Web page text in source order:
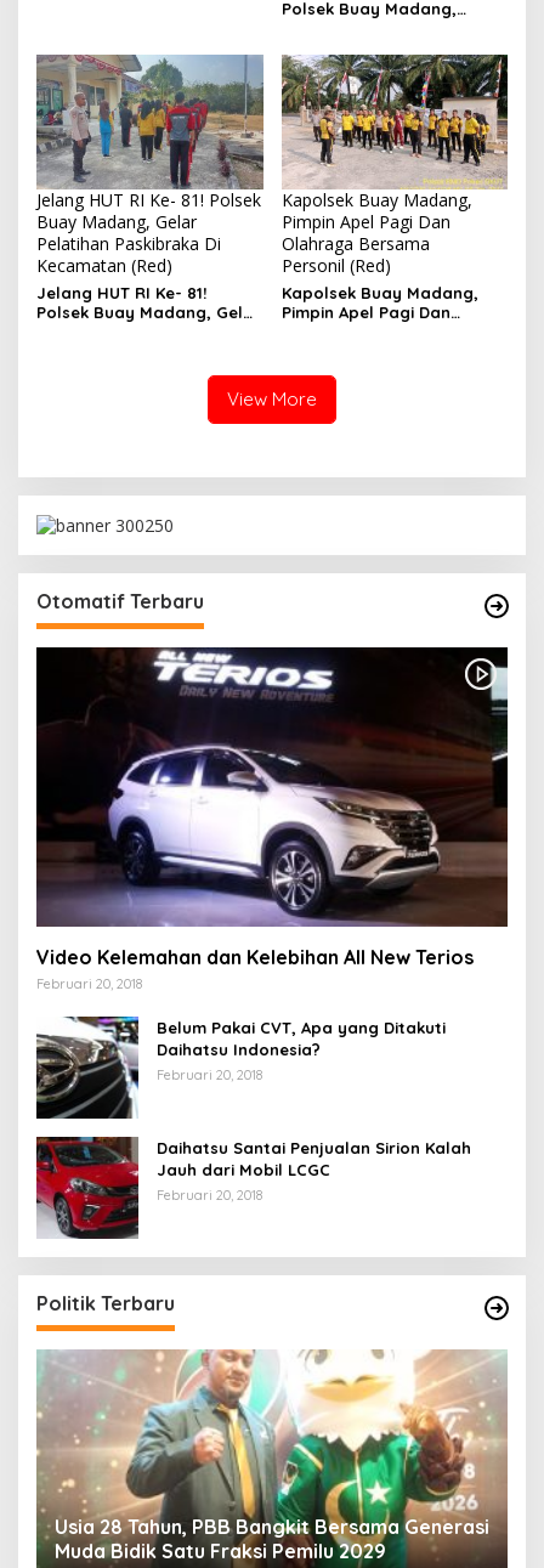
Polsek Buay Madang,
Jelang HUT RI Ke- 81! Polsek
Buay Madang, Gelar
Pelatihan Paskibraka Di
Kecamatan (Red)
Jelang HUT RI Ke- 81!
Polsek Buay Madang, Gelar
Kapolsek Buay Madang,
Pimpin Apel Pagi Dan
Olahraga Bersama
Personil (Red)
Kapolsek Buay Madang,
Pimpin Apel Pagi Dan
View More
Otomatif Terbaru
Video Kelemahan dan Kelebihan All New Terios
Februari 20, 2018
Belum Pakai CVT, Apa yang Ditakuti
Daihatsu Indonesia?
Februari 20, 2018
Daihatsu Santai Penjualan Sirion Kalah
Jauh dari Mobil LCGC
Februari 20, 2018
Politik Terbaru
Usia 28 Tahun, PBB Bangkit Bersama Generasi
Muda Bidik Satu Fraksi Pemilu 2029